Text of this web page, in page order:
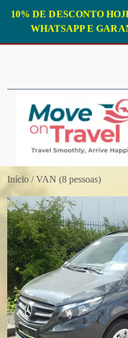
10% DE DESCONTO
WHATSAPP E
Início / VAN (8 pessoas)